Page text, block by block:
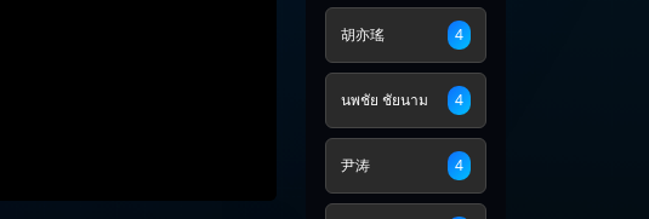
胡亦瑤 4
นพชัย ชัยนาม 4
尹涛 4